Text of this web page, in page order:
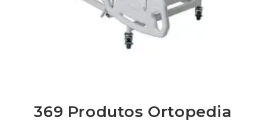
369 Produtos Ortopedia